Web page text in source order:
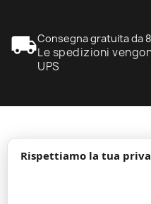
Rispettiamo la tua
local_shippingConsegna gratuita da
Le spedizioni
UPS